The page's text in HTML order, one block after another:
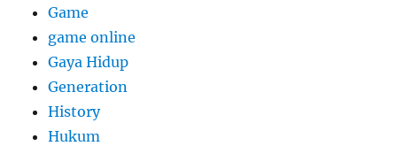
Game
game online
Gaya Hidup
Generation
History
Hukum